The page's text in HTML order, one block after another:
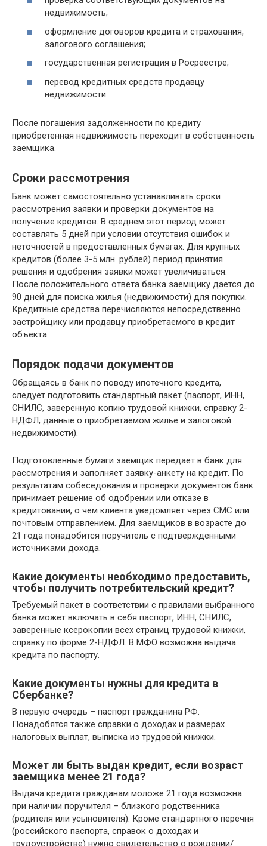
недвижимость;
оформление договоров кредита и страхования,
залогового соглашения;
государственная регистрация в Росреестре;
перевод кредитных средств продавцу
недвижимости.
После погашения задолженности по кредиту
приобретенная недвижимость переходит в собственность
заемщика.
Сроки рассмотрения
Банк может самостоятельно устанавливать сроки
рассмотрения заявки и проверки документов на
получение кредитов. В среднем этот период может
составлять 5 дней при условии отсутствия ошибок и
неточностей в предоставленных бумагах. Для крупных
кредитов (более 3-5 млн. рублей) период принятия
решения и одобрения заявки может увеличиваться.
После положительного ответа банка заемщику дается до
90 дней для поиска жилья (недвижимости) для покупки.
Кредитные средства перечисляются непосредственно
застройщику или продавцу приобретаемого в кредит
объекта.
Порядок подачи документов
Обращаясь в банк по поводу ипотечного кредита,
следует подготовить стандартный пакет (паспорт, ИНН,
СНИЛС, заверенную копию трудовой книжки, справку 2-
НДФЛ, данные о приобретаемом жилье и залоговой
недвижимости).
Подготовленные бумаги заемщик передает в банк для
рассмотрения и заполняет заявку-анкету на кредит. По
результатам собеседования и проверки документов банк
принимает решение об одобрении или отказе в
кредитовании, о чем клиента уведомляет через СМС или
почтовым отправлением. Для заемщиков в возрасте до
21 года понадобится поручитель с подтвержденными
источниками дохода.
Какие документы необходимо предоставить,
чтобы получить потребительский кредит?
Требуемый пакет в соответствии с правилами выбранного
банка может включать в себя паспорт, ИНН, СНИЛС,
заверенные ксерокопии всех страниц трудовой книжки,
справку по форме 2-НДФЛ. В МФО возможна выдача
кредита по паспорту.
Какие документы нужны для кредита в
Сбербанке?
В первую очередь – паспорт гражданина РФ.
Понадобятся также справки о доходах и размерах
налоговых выплат, выписка из трудовой книжки.
Может ли быть выдан кредит, если возраст
заемщика менее 21 года?
Выдача кредита гражданам моложе 21 года возможна
при наличии поручителя – близкого родственника
(родителя или усыновителя). Кроме стандартного перечня
(российского паспорта, справок о доходах и
трудоустройстве) нужно свидетельство о рождении/